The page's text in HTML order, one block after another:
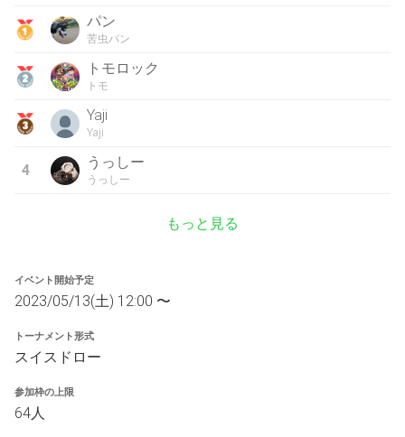
パン
苦虫パン
トモロック
トモ
Yaji
Yaji
4 うっしー
うっしー
もっと見る
イベント開始予定
2023/05/13(土) 12:00 〜
トーナメント形式
スイスドロー
参加枠の上限
64人